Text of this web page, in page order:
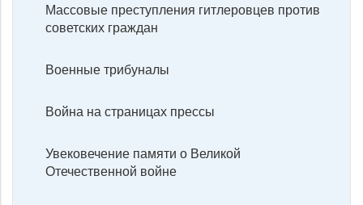
Массовые преступления гитлеровцев против
советских граждан
Военные трибуналы
Война на страницах прессы
Увековечение памяти о Великой
Отечественной войне